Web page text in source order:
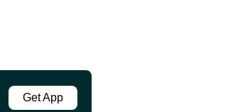
Get App